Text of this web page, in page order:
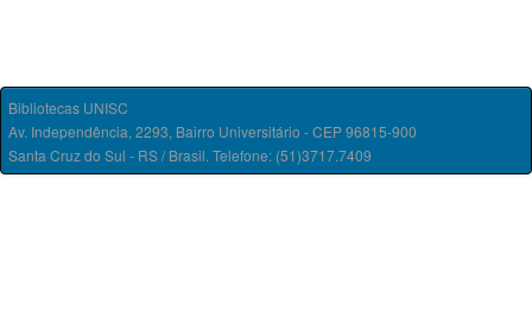
Bibliotecas UNISC
Av. Independência, 2293, Bairro Universitário - CEP 96815-900
Santa Cruz do Sul - RS / Brasil. Telefone: (51)3717.7409